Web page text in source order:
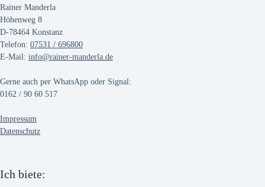
Rainer Manderla
Höhenweg 8
D-78464 Konstanz
Telefon: 07531 / 696800
E-Mail: info@rainer-manderla.de
Gerne auch per WhatsApp oder Signal:
0162 / 90 60 517
Impressum
Datenschutz
Ich biete: